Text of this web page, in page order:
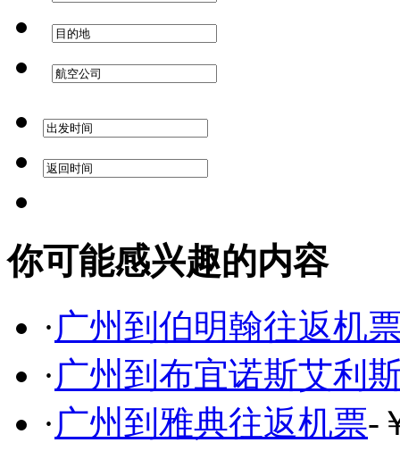
你可能感兴趣的内容
·广州到伯明翰往返机
·广州到布宜诺斯艾利
·广州到雅典往返机票-